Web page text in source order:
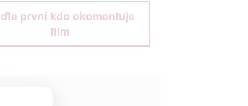
první kdo okomentuje
film